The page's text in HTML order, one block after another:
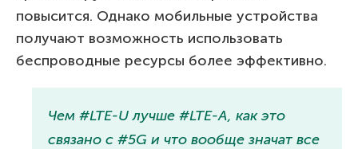
повысится. Однако мобильные устройства
получают возможность использовать
беспроводные ресурсы более эффективно.
Чем #LTE-U лучше #LTE-A, как это
связано с #5G и что вообще значат все